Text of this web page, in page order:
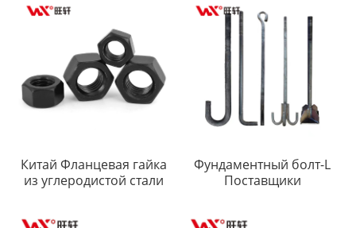
Китай Фланцевая гайка
из углеродистой стали
Фундаментный болт-L
Поставщики